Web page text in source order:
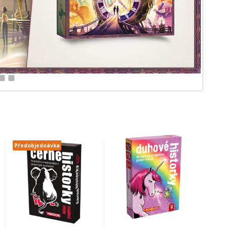
Předobjednávka